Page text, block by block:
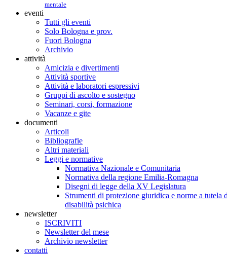
mentale
eventi
Tutti gli eventi
Solo Bologna e prov.
Fuori Bologna
Archivio
attività
Amicizia e divertimenti
Attività sportive
Attività e laboratori espressivi
Gruppi di ascolto e sostegno
Seminari, corsi, formazione
Vacanze e gite
documenti
Articoli
Bibliografie
Altri materiali
Leggi e normative
Normativa Nazionale e Comunitaria
Normativa della regione Emilia-Romagna
Disegni di legge della XV Legislatura
Strumenti di protezione giuridica e norme a tutela
disabilità psichica
newsletter
ISCRIVITI
Newsletter del mese
Archivio newsletter
contatti